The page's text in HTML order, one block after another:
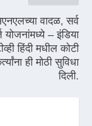
वादळ, सर्व
योजनांमध्ये – इंडिया
हिंदी मधील कोटी
ही मोठी सुविधा
दिली.